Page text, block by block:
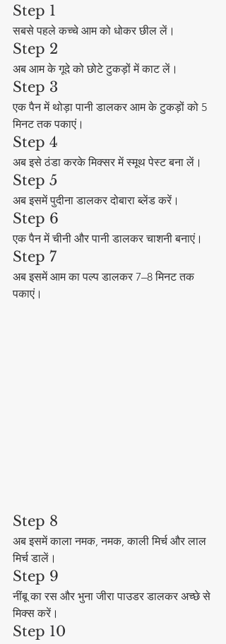
Step 1
सबसे पहले कच्चे आम को धोकर छील लें।
Step 2
अब आम के गूदे को छोटे टुकड़ों में काट लें।
Step 3
एक पैन में थोड़ा पानी डालकर आम के टुकड़ों को 5
मिनट तक पकाएं।
Step 4
अब इसे ठंडा करके मिक्सर में स्मूथ पेस्ट बना लें।
Step 5
अब इसमें पुदीना डालकर दोबारा ब्लेंड करें।
Step 6
एक पैन में चीनी और पानी डालकर चाशनी बनाएं।
Step 7
अब इसमें आम का पल्प डालकर 7–8 मिनट तक
पकाएं।
Step 8
अब इसमें काला नमक, नमक, काली मिर्च और लाल
मिर्च डालें।
Step 9
नींबू का रस और भुना जीरा पाउडर डालकर अच्छे से
मिक्स करें।
Step 10